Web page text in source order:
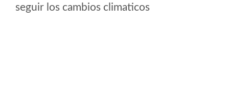
seguir los cambios climaticos